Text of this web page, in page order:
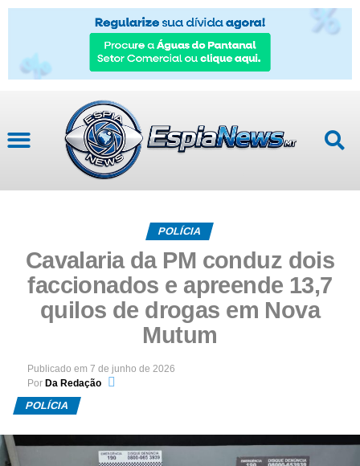
POLÍCIA
Cavalaria da PM conduz dois
faccionados e apreende 13,7
quilos de drogas em Nova
Mutum
Publicado em 7 de junho de 2026
Por Da Redação
POLÍCIA